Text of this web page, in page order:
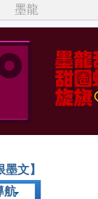
墨龍
文】
航